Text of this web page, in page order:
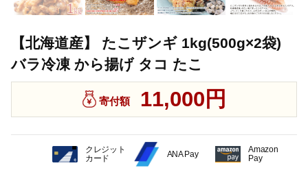
【北海道産】 たこザンギ 1kg(500g×2袋)
バラ冷凍 から揚げ タコ たこ
寄付額 11,000円
クレジット
カード
ANA Pay
Amazon
Pay